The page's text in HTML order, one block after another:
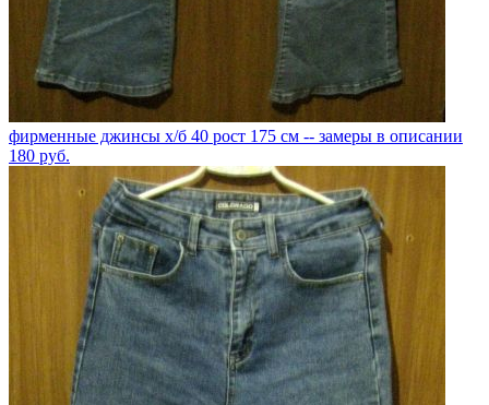
фирменные джинсы х/б 40 рост 175 см -- замеры в описании
180 руб.